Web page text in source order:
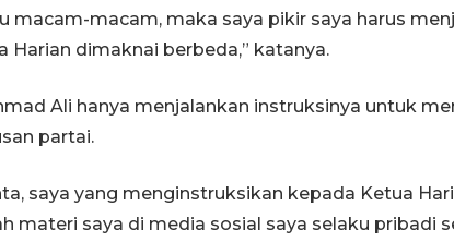
macam-macam, maka saya pikir saya harus
Harian dimaknai berbeda,” katanya.
Ali hanya menjalankan instruksinya untuk
partai.
saya yang menginstruksikan kepada Ketua
materi saya di media sosial saya selaku pribadi